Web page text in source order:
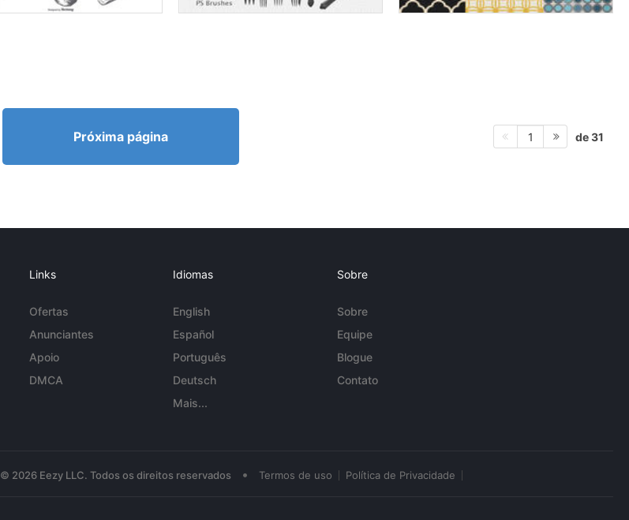
Próxima página 1 de 31
Links
Ofertas
Anunciantes
Apoio
DMCA
Idiomas
English
Español
Português
Deutsch
Mais...
Sobre
Sobre
Equipe
Blogue
Contato
© 2026 Eezy LLC. Todos os direitos reservados • Termos de uso Política de Privacidade